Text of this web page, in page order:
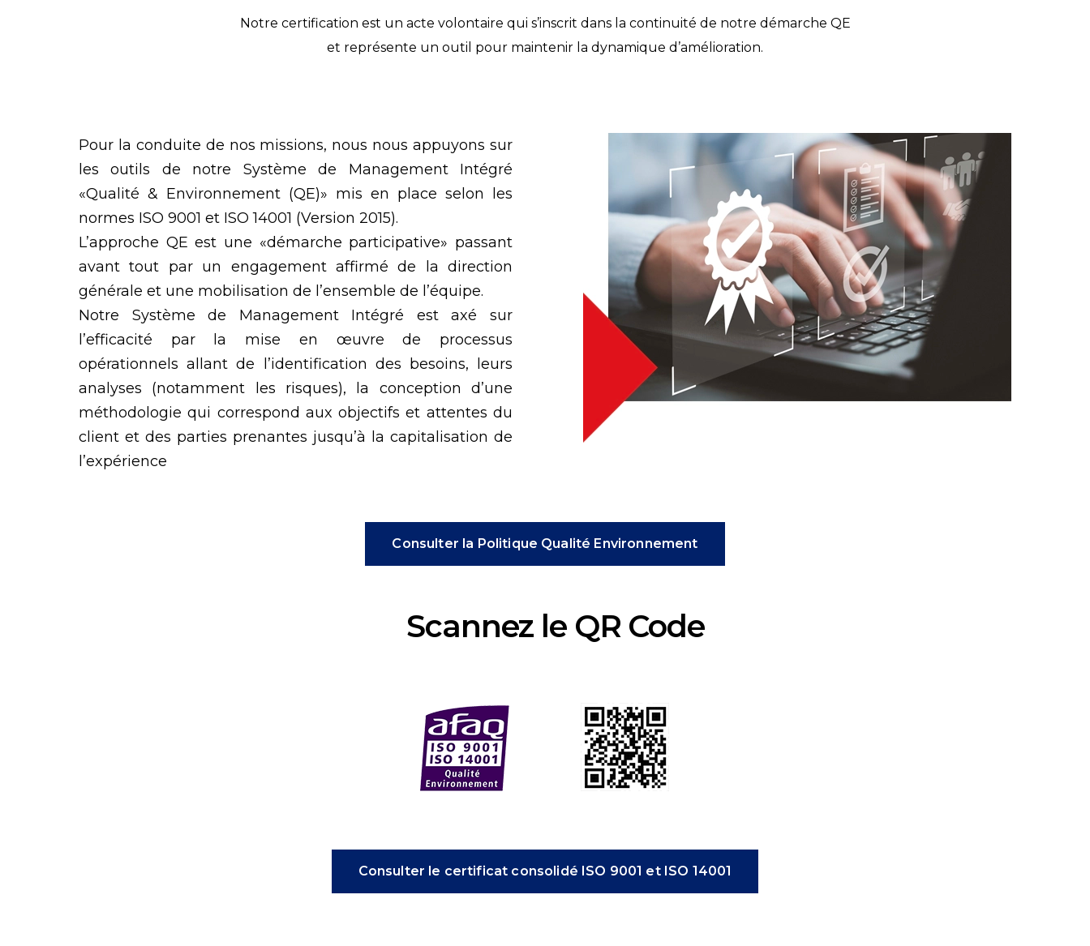
Notre certification est un acte volontaire qui s’inscrit dans la continuité de notre démarche QE
et représente un outil pour maintenir la dynamique d’amélioration.
Pour la conduite de nos missions, nous nous appuyons sur
les outils de notre Système de Management Intégré
«Qualité & Environnement (QE)» mis en place selon les
normes ISO 9001 et ISO 14001 (Version 2015).
L’approche QE est une «démarche participative» passant
avant tout par un engagement affirmé de la direction
générale et une mobilisation de l’ensemble de l’équipe.
Notre Système de Management Intégré est axé sur
l’efficacité par la mise en œuvre de processus
opérationnels allant de l’identification des besoins, leurs
analyses (notamment les risques), la conception d’une
méthodologie qui correspond aux objectifs et attentes du
client et des parties prenantes jusqu’à la capitalisation de
l’expérience
Consulter la Politique Qualité Environnement
Scannez le QR Code
Consulter le certificat consolidé ISO 9001 et ISO 14001